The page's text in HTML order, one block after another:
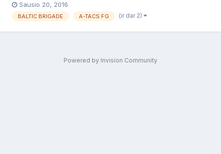
grupė. Komandos uniforma : ATACS-FG Komandos ekipuotė :
Pasirenkama individualiai kiekvieno kario. Miestas: Panevėžys.:
Sausio 20, 2016
BALTIC BRIGADE A-TACS FG (ir dar 2)
Powered by Invision Community